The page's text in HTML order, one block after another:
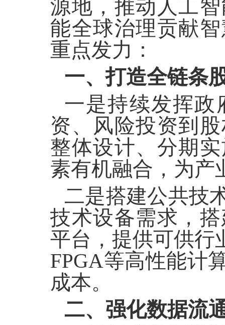
源地，推动人工
能全球治理贡献
重点发力：
一、打造全链条
一是持续发挥政
资、风险投资到
整体设计、分期
素有机融合，为产
二是搭建公共技
技术设备需求，
平台，提供可供行
FPGA等高性能计
成本。
二、强化数据流